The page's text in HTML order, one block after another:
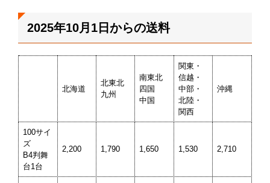
2025年10月1日からの送料
北海道
北東北
九州
南東北
四国
中国
関東・
信越・
中部・
北陸・
関西
沖縄
100サイ
ズ
B4判舞
台1台
2,200 1,790 1,650 1,530 2,710